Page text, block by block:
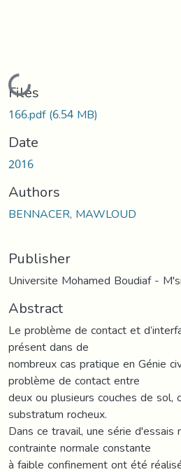
Loading...
Files
166.pdf(6.54 MB)
Date
2016
Authors
BENNACER, MAWLOUD
Publisher
Universite Mohamed Boudiaf -
Abstract
Le problème de contact et
présent dans de
nombreux cas pratique en Génie
problème de contact entre
deux ou plusieurs couches de sol,
substratum rocheux.
Dans ce travail, une série
contrainte normale constante
à faible confinement ont été